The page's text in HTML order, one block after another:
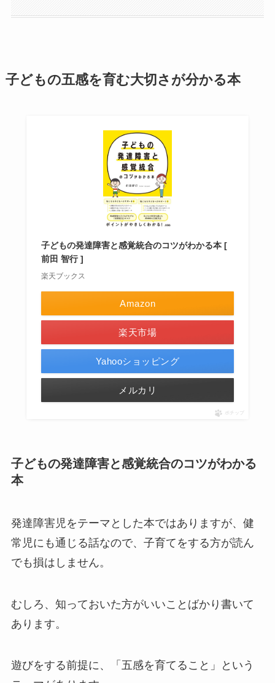
子どもの五感を育む大切さが分かる本
子どもの発達障害と感覚統合のコツがわかる本 [
前田 智行 ]
楽天ブックス
Amazon
楽天市場
Yahooショッピング
メルカリ
ポチップ
子どもの発達障害と感覚統合のコツがわかる
本
発達障害児をテーマとした本ではありますが、健
常児にも通じる話なので、子育てをする方が読ん
でも損はしません。
むしろ、知っておいた方がいいことばかり書いて
あります。
遊びをする前提に、「五感を育てること」という